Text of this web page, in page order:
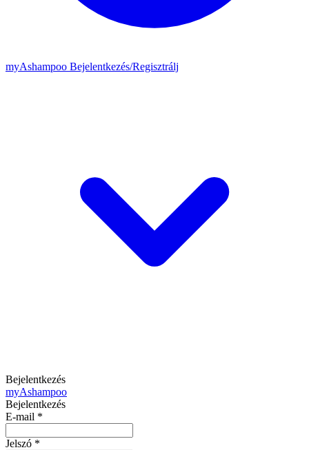
myAshampoo Bejelentkezés/Regisztrálj
Bejelentkezés
myAshampoo
Bejelentkezés
E-mail *
Jelszó *